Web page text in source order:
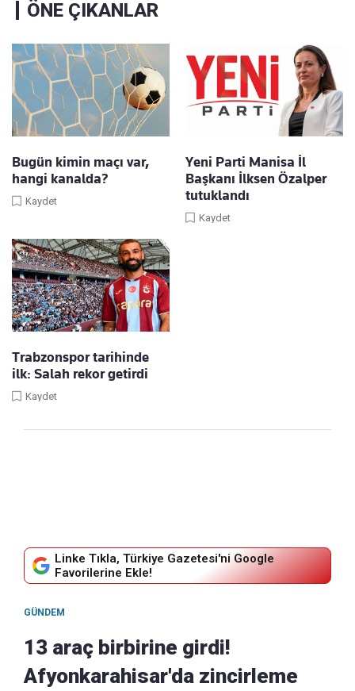
ÖNE ÇIKANLAR
Bugün kimin maçı var,
hangi kanalda?
Kaydet
Yeni Parti Manisa İl
Başkanı İlksen Özalper
tutuklandı
Kaydet
Trabzonspor tarihinde
ilk: Salah rekor getirdi
Kaydet
Linke Tıkla, Türkiye Gazetesi'ni Google
Favorilerine Ekle!
GÜNDEM
13 araç birbirine girdi!
Afyonkarahisar'da zincirleme